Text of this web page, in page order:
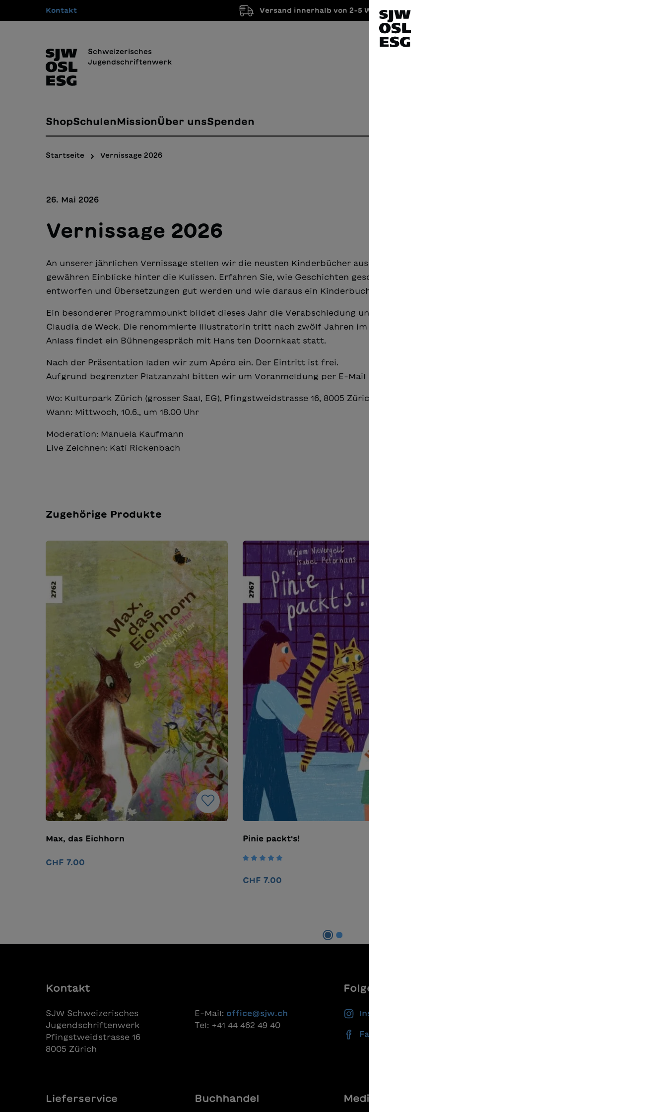
Zur Hauptnavigation springen
Kontakt Versand innerhalb von 2-5 Werktagen
Schweizerisches
Jugendschriftenwerk
ShopSchulen MissionÜber unsSpenden
Startseite Vernissage 2026
26. Mai 2026
Vernissage 2026
An unserer jährlichen Vernissage stellen wir die neusten Kinderbücher aus dem Verlag vor und
gewähren Einblicke hinter die Kulissen. Erfahren Sie, wie Geschichten geschrieben, Illustrationen
entworfen und Übersetzungen gut werden und wie daraus ein Kinderbuch entsteht.
Ein besonderer Programmpunkt bildet dieses Jahr die Verabschiedung unserer Präsidentin
Claudia de Weck. Die renommierte Illustratorin tritt nach zwölf Jahren im Amt zurück. Zu diesem
Anlass findet ein Bühnengespräch mit Hans ten Doornkaat statt.
Nach der Präsentation laden wir zum Apéro ein. Der Eintritt ist frei.
Aufgrund begrenzter Platzanzahl bitten wir um Voranmeldung per E-Mail an:
Wo: Kulturpark Zürich (grosser Saal, EG), Pfingstweidstrasse 16, 8005 Zürich
Wann: Mittwoch, 10.6., um 18.00 Uhr
Moderation: Manuela Kaufmann
Live Zeichnen: Kati Rickenbach
Zugehörige Produkte
Max, das Eichhorn
CHF 7.00
Pinie packt's!
CHF 7.00
Kontakt
SJW Schweizerisches
Jugendschriftenwerk
Pfingstweidstrasse 16
8005 Zürich
E-Mail: office@sjw.ch
Tel: +41 44 462 49 40
Folgen Sie uns
Instagram
Facebook
Lieferservice Buchhandel Media